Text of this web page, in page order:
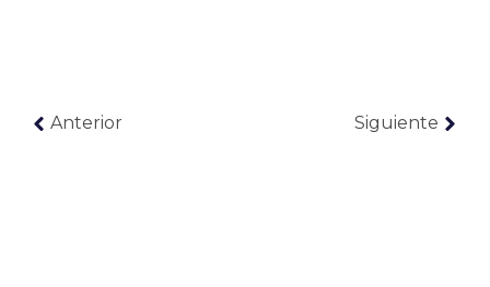
Anterior Siguiente